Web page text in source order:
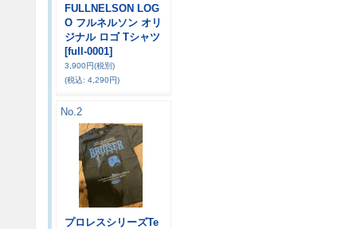
FULLNELSON LOG
O フルネルソン オリ
ジナル ロゴ Tシャツ
[full-0001]
3,900円(税別)
(税込: 4,290円)
No.2
プロレスシリーズTe